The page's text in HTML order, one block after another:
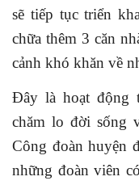
sẽ tiếp tụctriển
chữa thêm 3 căn
cảnh khó khăn về
Đây là hoạt động
chăm lo đời sống
Công đoàn huyện
những đoàn viên